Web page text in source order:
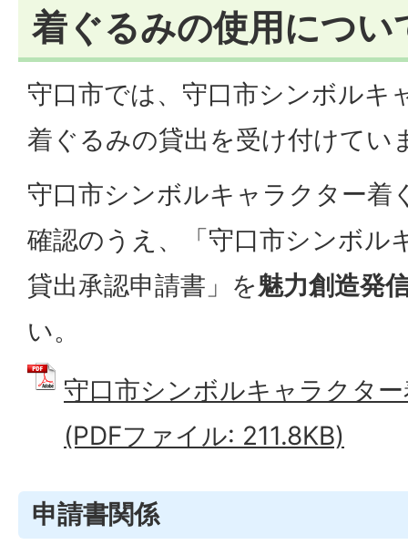
着ぐるみの使用につい
守口市では、守口市シンボルキ
着ぐるみの貸出を受け付けてい
守口市シンボルキャラクター着
確認のうえ、「守口市シンボル
貸出承認申請書」を魅力創造発
い。
守口市シンボルキャラクタ
(PDFファイル: 211.8KB)
申請書関係